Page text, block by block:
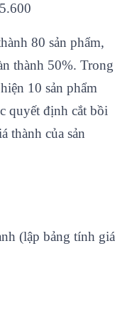
80 sản phẩm,
thành 50%. Trong
10 sản phẩm
quyết định cắt bồi
thành của sản
(lập bảng tính giá